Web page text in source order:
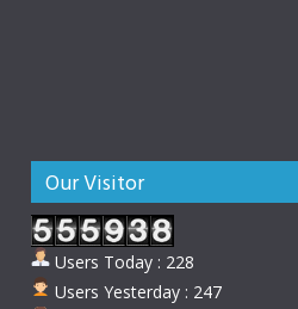
Our Visitor
Users Today : 228
Users Yesterday : 247